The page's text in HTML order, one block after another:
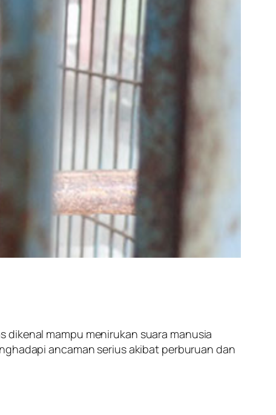
dikenal mampu menirukan suara manusia
ancaman serius akibat perburuan dan